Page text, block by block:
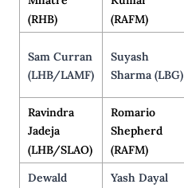
(RHB)
(RAFM)
Sam Curran
(LHB/LAMF)
Suyash
Sharma (LBG)
Ravindra
Jadeja
(LHB/SLAO)
Romario
Shepherd
(RAFM)
Dewald
Yash Dayal